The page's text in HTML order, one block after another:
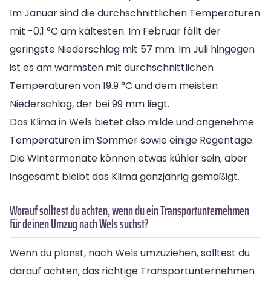
Im Januar sind die durchschnittlichen Temperaturen
mit -0.1 °C am kältesten. Im Februar fällt der
geringste Niederschlag mit 57 mm. Im Juli hingegen
ist es am wärmsten mit durchschnittlichen
Temperaturen von 19.9 °C und dem meisten
Niederschlag, der bei 99 mm liegt.
Das Klima in Wels bietet also milde und angenehme
Temperaturen im Sommer sowie einige Regentage.
Die Wintermonate können etwas kühler sein, aber
insgesamt bleibt das Klima ganzjährig gemäßigt.
Worauf solltest du achten, wenn du ein Transportunternehmen
für deinen Umzug nach Wels suchst?
Wenn du planst, nach Wels umzuziehen, solltest du
darauf achten, das richtige Transportunternehmen